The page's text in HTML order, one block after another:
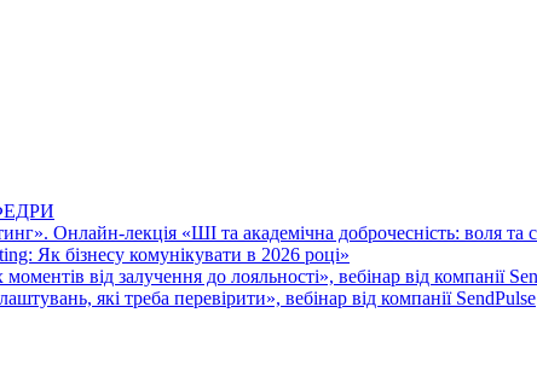
Онлайн-лекція «ШІ та академічна доброчесність: воля та
Як бізнесу комунікувати в 2026 році»
від залучення до лояльності», вебінар від компанії
які треба перевірити», вебінар від компанії SendPulse